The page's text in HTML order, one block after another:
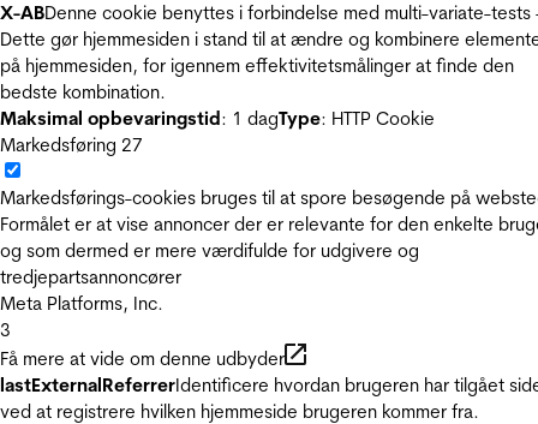
X-ABDenne cookie benyttes i forbindelse med multi-variate-tests
Dette gør hjemmesiden i stand til at ændre og kombinere
på hjemmesiden, for igennem effektivitetsmålinger at finde den
bedste kombination.
Maksimal opbevaringstid: 1 dagType: HTTP Cookie
Markedsføring 27
Markedsførings-cookies bruges til at spore besøgende på
Formålet er at vise annoncer der er relevante for den enkelte
og som dermed er mere værdifulde for udgivere og
tredjepartsannoncører
Meta Platforms, Inc.
3
Få mere at vide om denne udbyder
lastExternalReferrerIdentificere hvordan brugeren har tilgået
ved at registrere hvilken hjemmeside brugeren kommer fra.